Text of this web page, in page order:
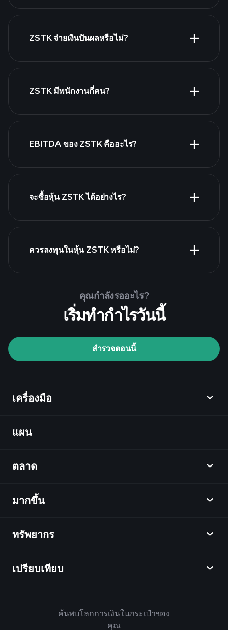
รายงานทางการเงิน
ZSTK จ่ายเงินปันผลหรือไม่?
ZSTK มีพนักงานกี่คน?
นายจ้างที่ใหญ่ที่สุด
EBITDA ของ ZSTK คืออะไร?
รายงานทางการเงิน
จะซื้อหุ้น ZSTK ได้อย่างไร?
Playtrade Tournaments
โบรกเกอร์ที่แนะนำ
ควรลงทุนในหุ้น ZSTK หรือไม่?
ที่ขับเคลื่อนด้วย AI
คุณกำลังรออะไร?
เริ่มทำกำไรวันนี้
สำรวจตอนนี้
เครื่องมือ
ค้นพบ
ศูนย์กลางการเรียนรู้
เดสก์ท็อป
แผน
ตลาด
ภาพรวม
ดัชนี
มากขึ้น
เป็นพันธมิตร
เกี่ยวกับเพลย์เทรด
ทรัพยากร
ศูนย์ช่วยเหลือ
เปรียบเทียบ
ค้นพบโลกการเงินในกระเป๋าของ
คุณ